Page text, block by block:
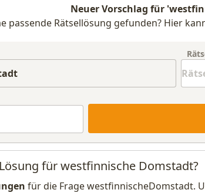
Neuer Vorschlag für
passende Rätsellösung gefunden? Hier
für westfinnische Domstadt?
für die Frage westfinnischeDomstadt.